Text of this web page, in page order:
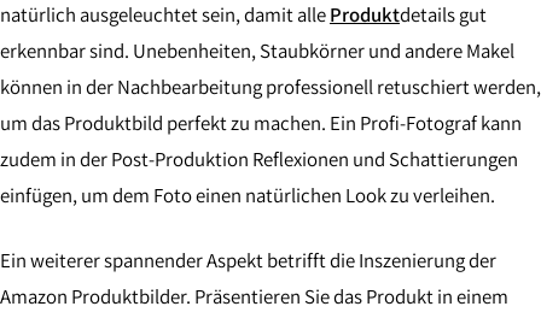
natürlich ausgeleuchtet sein, damit alleProduktdetails gut
erkennbar sind. Unebenheiten, Staubkörner und andere Makel
können in der Nachbearbeitung professionell retuschiert werden,
um das Produktbild perfekt zu machen. Ein Profi-Fotograf kann
zudem in der Post-Produktion Reflexionen und Schattierungen
einfügen, um dem Foto einen natürlichen Look zu verleihen.
Ein weiterer spannender Aspekt betrifft die Inszenierung der
Amazon Produktbilder. Präsentieren Sie das Produkt in einem